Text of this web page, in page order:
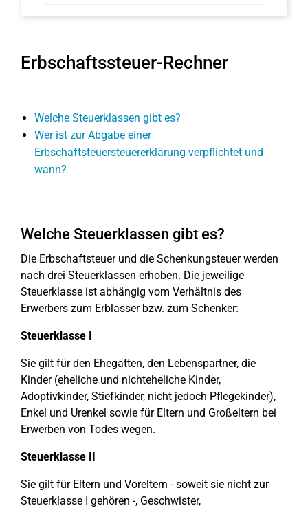
Erbschaftssteuer-Rechner
Welche Steuerklassen gibt es?
Wer ist zur Abgabe einer
Erbschaftsteuersteuererklärung verpflichtet und
wann?
Welche Steuerklassen gibt es?
Die Erbschaftsteuer und die Schenkungsteuer werden
nach drei Steuerklassen erhoben. Die jeweilige
Steuerklasse ist abhängig vom Verhältnis des
Erwerbers zum Erblasser bzw. zum Schenker:
Steuerklasse I
Sie gilt für den Ehegatten, den Lebenspartner, die
Kinder (eheliche und nichteheliche Kinder,
Adoptivkinder, Stiefkinder, nicht jedoch Pflegekinder),
Enkel und Urenkel sowie für Eltern und Großeltern bei
Erwerben von Todes wegen.
Steuerklasse II
Sie gilt für Eltern und Voreltern - soweit sie nicht zur
Steuerklasse I gehören -, Geschwister,